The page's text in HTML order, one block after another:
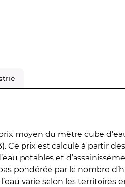
moyen du mètre cube
Ce prix est calculé à partir
potables et
pondérée par le nombre
varie selon les territoires